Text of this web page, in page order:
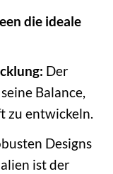
die ideale
Der
Balance,
zu entwickeln.
Designs
ist der